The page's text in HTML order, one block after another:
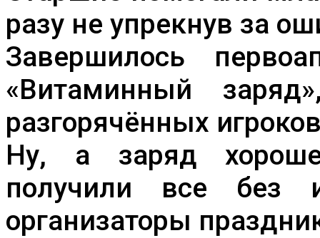
разу не упрекнув за
Завершилось
«Витаминный
разгорячённых
Ну, а заряд
получили все без
организаторы